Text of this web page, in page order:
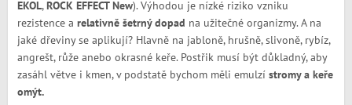
EKOL,ROCK EFFECT New). Výhodou je nízké riziko vzniku
rezistence a relativně šetrný dopad na užitečné organizmy. A na
jaké dřeviny se aplikují? Hlavně na jabloně, hrušně, slivoně, rybíz,
angrešt, růže anebo okrasné keře. Postřik musí být důkladný, aby
zasáhl větve i kmen, v podstatě bychom měli emulzí stromy a keře
omýt.